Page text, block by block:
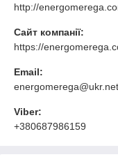
http://
Сайт компанії:
https://
Email:
energomerega@ukr.net
Viber:
+380687986159